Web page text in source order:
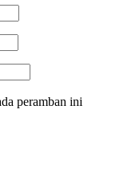
peramban ini